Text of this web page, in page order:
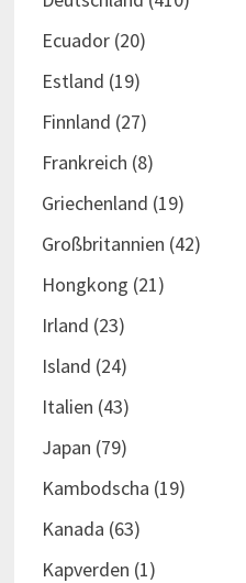
Ecuador(20)
Estland (19)
Finnland (27)
Frankreich (8)
Griechenland (19)
Großbritannien (42)
Hongkong (21)
Irland (23)
Island (24)
Italien (43)
Japan (79)
Kambodscha (19)
Kanada (63)
Kapverden (1)